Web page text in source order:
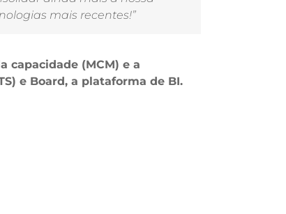
mais recentes!”
capacidade (MCM) e a
e Board, a plataforma de BI.